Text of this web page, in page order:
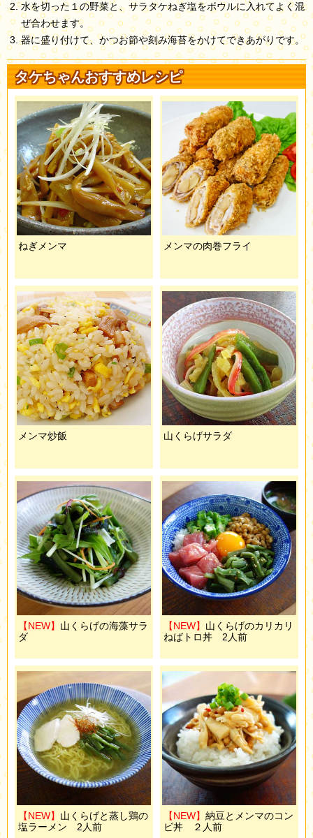
水を切った１の野菜と、サラタケねぎ塩をボウルに入れてよく混
ぜ合わせます。
器に盛り付けて、かつお節や刻み海苔をかけてできあがりです。
タケちゃんおすすめレシピ
ねぎメンマ メンマの肉巻フライ
メンマ炒飯 山くらげサラダ
【NEW】 山くらげの海藻サラ
ダ
【NEW】 山くらげのカリカリ
ねばトロ丼 2人前
【NEW】 山くらげと蒸し鶏の
塩ラーメン 2人前
【NEW】 納豆とメンマのコン
ビ丼 ２人前